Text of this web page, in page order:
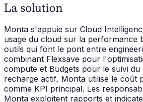
La solution
Monta s'appuie sur Cloud
usage du cloud sur la performance
outils qui font le pont entre
combinant Flexsave pour
compute et Budgets pour le suivi
recharge actif, Monta utilise le coût
comme KPI principal. Les
Monta exploitent rapports et